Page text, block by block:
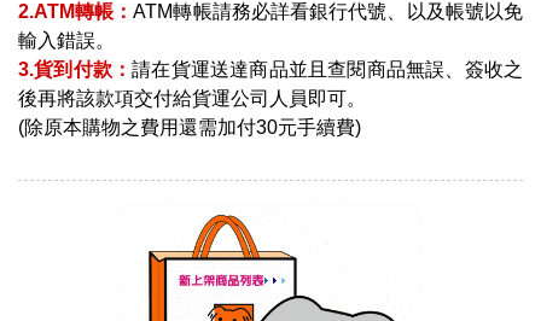
2.ATM轉帳：ATM轉帳請務必詳看銀行代號、以及帳號以免
輸入錯誤。
3.貨到付款：請在貨運送達商品並且查閱商品無誤、簽收之
後再將該款項交付給貨運公司人員即可。
(除原本購物之費用還需加付30元手續費)